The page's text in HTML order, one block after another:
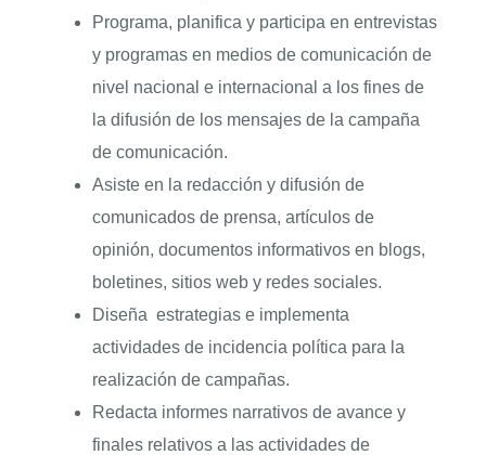
Programa, planifica y participa en entrevistas
y programas en medios de comunicación de
nivel nacional e internacional a los fines de
la difusión de los mensajes de la campaña
de comunicación.
Asiste en la redacción y difusión de
comunicados de prensa, artículos de
opinión, documentos informativos en blogs,
boletines, sitios web y redes sociales.
Diseña estrategias e implementa
actividades de incidencia política para la
realización de campañas.
Redacta informes narrativos de avance y
finales relativos a las actividades de